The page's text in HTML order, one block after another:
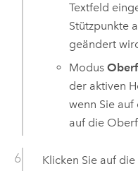
Textfeld
Stützpunkte
geändert
Modus
der aktiven
wenn Sie
auf die
Klicken Sie auf